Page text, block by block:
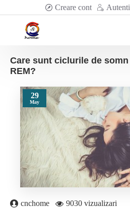
Creare cont
Care sunt ciclurile de somn
REM?
29
May
cnchome 9030 vizualizari